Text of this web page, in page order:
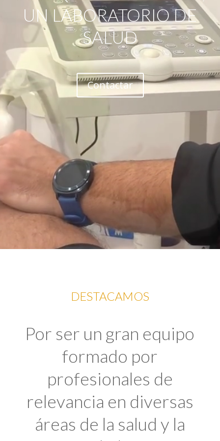
UN LABORATORIO DE
SALUD
Contactar
DESTACAMOS
Por ser un gran equipo
formado por
profesionales de
relevancia en diversas
áreas de la salud y la